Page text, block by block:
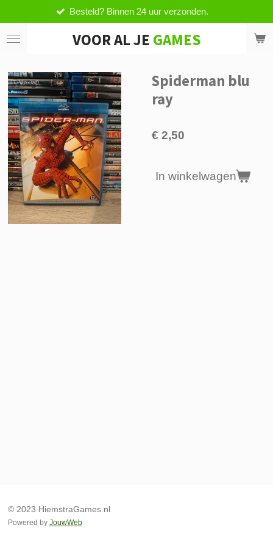
direct
naar
VOOR AL JE GAMES
Besteld? Binnen 24 uur verzonden.
Spiderman blu
ray
€ 2,50
In winkelwagen
© 2023 HiemstraGames.nl
Powered by JouwWeb